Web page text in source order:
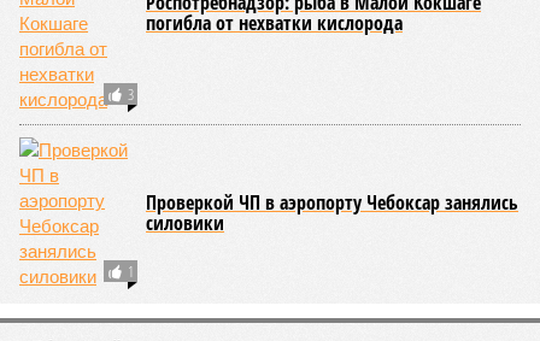
лицом друг к другу, при этом через пояс каждого из них
перекинуто специальное матерчатое полотенце;
удерживаясь за этот элемент экипировки, борцы вступают
в противоборство, основная задача которого заключается в
том, чтобы опрокинуть противника.
Современная версия чувашской национальной борьбы
была создана в 1990-х годах. С того периода дисциплина
переживает этап активного возрождения, сохраняя при
этом неразрывную связь с многовековыми народными
традициями.
В настоящее время керешу демонстрирует рост